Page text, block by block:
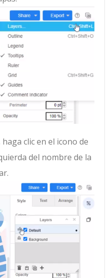
clic en el icono de
del nombre de la